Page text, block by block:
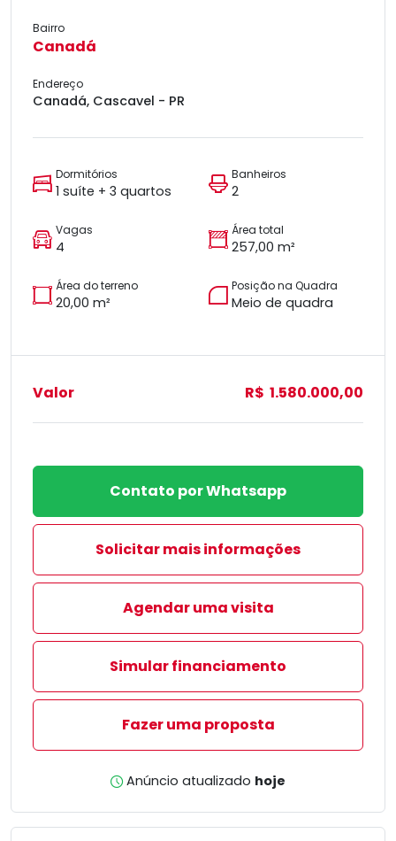
Bairro
Canadá
Endereço
Canadá, Cascavel - PR
Dormitórios
1 suíte + 3 quartos
Banheiros
2
Vagas
4
Área total
257,00 m²
Área do terreno
20,00 m²
Posição na Quadra
Meio de quadra
Valor R$ 1.580.000,00
Contato por Whatsapp
Solicitar mais informações
Agendar uma visita
Simular financiamento
Fazer uma proposta
Anúncio atualizado hoje